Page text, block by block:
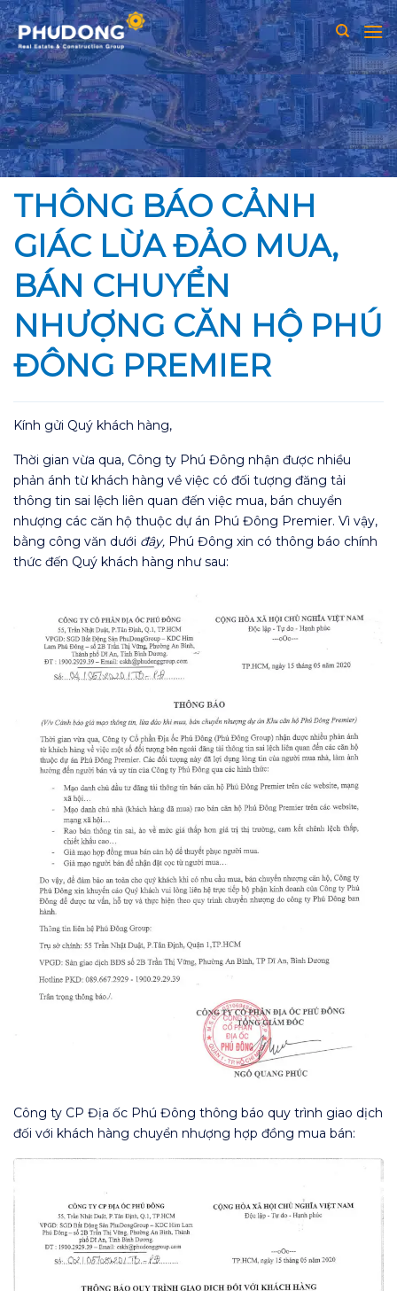
Skip
to
content
THÔNG BÁO CẢNH
GIÁC LỪA ĐẢO MUA,
BÁN CHUYỂN
NHƯỢNG CĂN HỘ PHÚ
ĐÔNG PREMIER
Kính gửi Quý khách hàng,
Thời gian vừa qua, Công ty Phú Đông nhận được nhiều
phản ánh từ khách hàng về việc có đối tượng đăng tải
thông tin sai lệch liên quan đến việc mua, bán chuyển
nhượng các căn hộ thuộc dự án Phú Đông Premier. Vì vậy,
bằng công văn dưới đây, Phú Đông xin có thông báo chính
thức đến Quý khách hàng như sau:
Công ty CP Địa ốc Phú Đông thông báo quy trình giao dịch
đối với khách hàng chuyển nhượng hợp đồng mua bán: